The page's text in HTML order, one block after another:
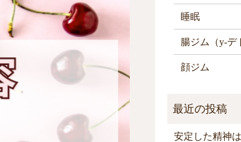
睡眠
腸ジム（y-デ
顔ジム
安定した精神